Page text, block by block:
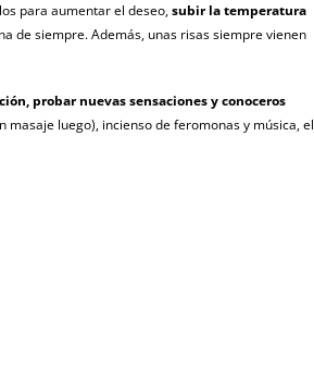
para aumentar el deseo,subir la temperatura
de siempre. Además, unas risas siempre vienen
probar nuevas sensaciones y conoceros
luego), incienso de feromonas y música, el